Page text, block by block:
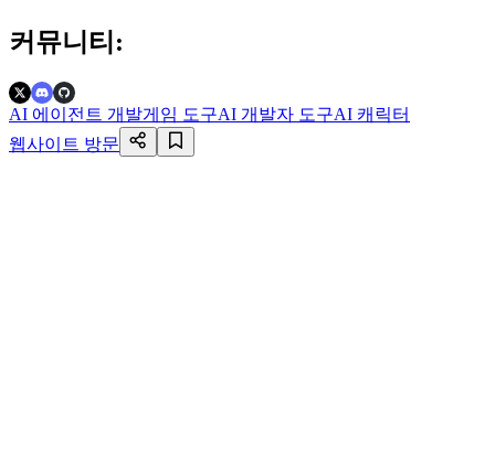
커뮤니티 :
AI 에이전트 개발게임 도구AI 개발자 도구AI 캐릭터
웹사이트 방문